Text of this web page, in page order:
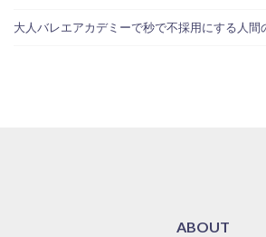
大人バレエアカデミーで秒で不採用にする人間
ABOUT